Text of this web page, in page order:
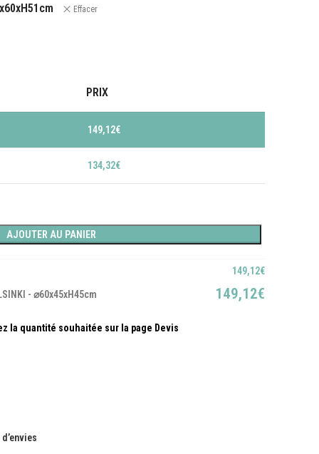
Effacer
PRIX
149,12€
134,32€
AJOUTER AU PANIER
149,12€
- ⌀60x45xH45cm 149,12€